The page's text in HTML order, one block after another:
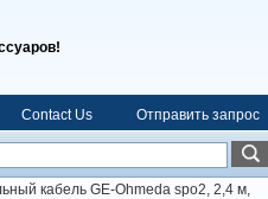
Contact Us Отправить запрос
кабель GE-Ohmeda spo2, 2,4 м,